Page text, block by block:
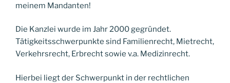
meinem Mandanten!
Die Kanzlei wurde im Jahr 2000 gegründet.
Tätigkeitsschwerpunkte sind Familienrecht, Mietrecht,
Verkehrsrecht, Erbrecht sowie v.a. Medizinrecht.
Hierbei liegt der Schwerpunkt in der rechtlichen